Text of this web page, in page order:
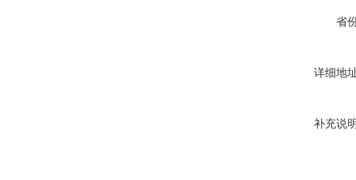
省
详细地
补充说